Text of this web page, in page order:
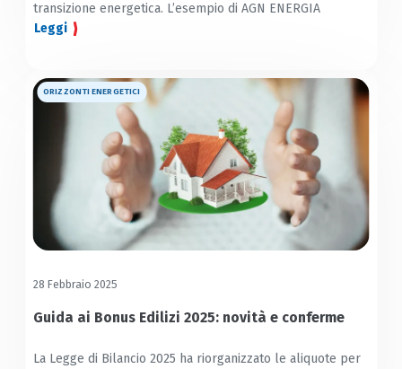
transizione energetica. L’esempio di AGN ENERGIA
Leggi
ORIZZONTI ENERGETICI
28 Febbraio 2025
Guida ai Bonus Edilizi 2025: novità e conferme
La Legge di Bilancio 2025 ha riorganizzato le aliquote per